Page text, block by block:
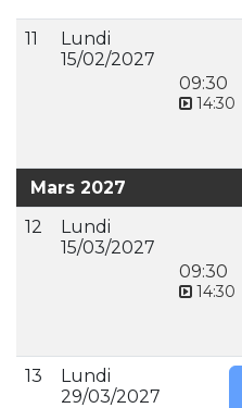
11
Lundi
15/02/2027
09:30
14:30
Mars 2027
12
Lundi
15/03/2027
09:30
14:30
13
Lundi
29/03/2027